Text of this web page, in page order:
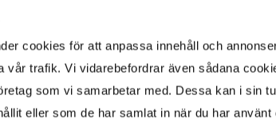
cookies för att anpassa innehåll och
vår trafik. Vi vidarebefordrar även sådana
som vi samarbetar med. Dessa kan i sin
eller som de har samlat in när du har använt
arbetsytor som gör
har plats för
en inbyggd garderob. Det
tvätt- och torkmaskin